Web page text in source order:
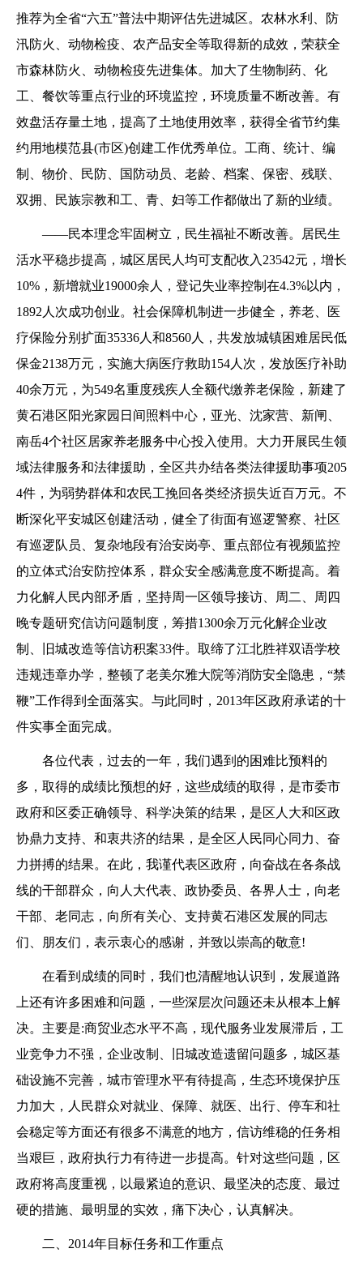
推荐为全省“六五”普法中期评估先进城区。农林水利、防
汛防火、动物检疫、农产品安全等取得新的成效，荣获全
市森林防火、动物检疫先进集体。加大了生物制药、化
工、餐饮等重点行业的环境监控，环境质量不断改善。有
效盘活存量土地，提高了土地使用效率，获得全省节约集
约用地模范县(市区)创建工作优秀单位。工商、统计、编
制、物价、民防、国防动员、老龄、档案、保密、残联、
双拥、民族宗教和工、青、妇等工作都做出了新的业绩。
——民本理念牢固树立，民生福祉不断改善。居民生
活水平稳步提高，城区居民人均可支配收入23542元，增长
10%，新增就业19000余人，登记失业率控制在4.3%以内，
1892人次成功创业。社会保障机制进一步健全，养老、医
疗保险分别扩面35336人和8560人，共发放城镇困难居民低
保金2138万元，实施大病医疗救助154人次，发放医疗补助
40余万元，为549名重度残疾人全额代缴养老保险，新建了
黄石港区阳光家园日间照料中心，亚光、沈家营、新闸、
南岳4个社区居家养老服务中心投入使用。大力开展民生领
域法律服务和法律援助，全区共办结各类法律援助事项205
4件，为弱势群体和农民工挽回各类经济损失近百万元。不
断深化平安城区创建活动，健全了街面有巡逻警察、社区
有巡逻队员、复杂地段有治安岗亭、重点部位有视频监控
的立体式治安防控体系，群众安全感满意度不断提高。着
力化解人民内部矛盾，坚持周一区领导接访、周二、周四
晚专题研究信访问题制度，筹措1300余万元化解企业改
制、旧城改造等信访积案33件。取缔了江北胜祥双语学校
违规违章办学，整顿了老美尔雅大院等消防安全隐患，“禁
鞭”工作得到全面落实。与此同时，2013年区政府承诺的十
件实事全面完成。
各位代表，过去的一年，我们遇到的困难比预料的
多，取得的成绩比预想的好，这些成绩的取得，是市委市
政府和区委正确领导、科学决策的结果，是区人大和区政
协鼎力支持、和衷共济的结果，是全区人民同心同力、奋
力拼搏的结果。在此，我谨代表区政府，向奋战在各条战
线的干部群众，向人大代表、政协委员、各界人士，向老
干部、老同志，向所有关心、支持黄石港区发展的同志
们、朋友们，表示衷心的感谢，并致以崇高的敬意!
在看到成绩的同时，我们也清醒地认识到，发展道路
上还有许多困难和问题，一些深层次问题还未从根本上解
决。主要是:商贸业态水平不高，现代服务业发展滞后，工
业竞争力不强，企业改制、旧城改造遗留问题多，城区基
础设施不完善，城市管理水平有待提高，生态环境保护压
力加大，人民群众对就业、保障、就医、出行、停车和社
会稳定等方面还有很多不满意的地方，信访维稳的任务相
当艰巨，政府执行力有待进一步提高。针对这些问题，区
政府将高度重视，以最紧迫的意识、最坚决的态度、最过
硬的措施、最明显的实效，痛下决心，认真解决。
二、2014年目标任务和工作重点